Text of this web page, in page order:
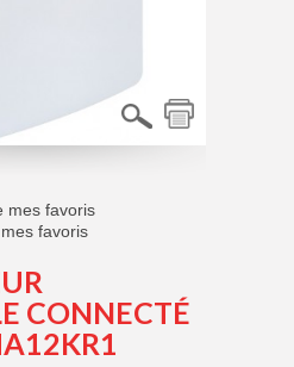
mes favoris
favoris
CONNECTÉ